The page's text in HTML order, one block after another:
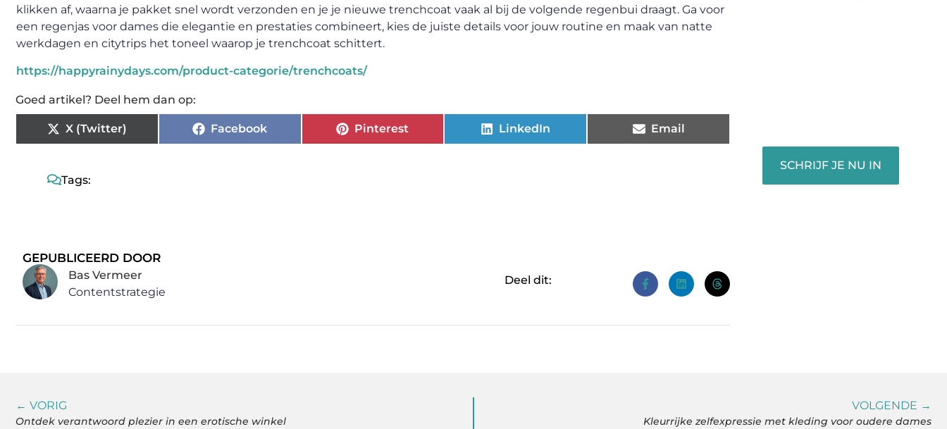
klikken af, waarna je pakket snel wordt verzonden en je je nieuwe trenchcoat vaak al bij de volgende regenbui draagt. Ga voor
een regenjas voor dames die elegantie en prestaties combineert, kies de juiste details voor jouw routine en maak van natte
werkdagen en citytrips het toneel waarop je trenchcoat schittert.
https://happyrainydays.com/product-categorie/trenchcoats/
Goed artikel? Deel hem dan op:
X (Twitter) Facebook Pinterest LinkedIn Email
Tags:
GEPUBLICEERD DOOR
Bas Vermeer
Contentstrategie
Deel dit:
SCHRIJF JE NU IN
← VORIG
Ontdek verantwoord plezier in een erotische winkel
VOLGENDE →
Kleurrijke zelfexpressie met kleding voor oudere dames